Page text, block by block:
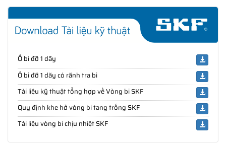
Ổ bi đỡ 1 dãy
Ổ bi đỡ 1 dãy có rãnh tra bi
Tài liệu kỹ thuật tổng hợp về Vòng bi SKF
Quy định khe hở vòng bi tang trống SKF
Tài liệu vòng bi chịu nhiệt SKF